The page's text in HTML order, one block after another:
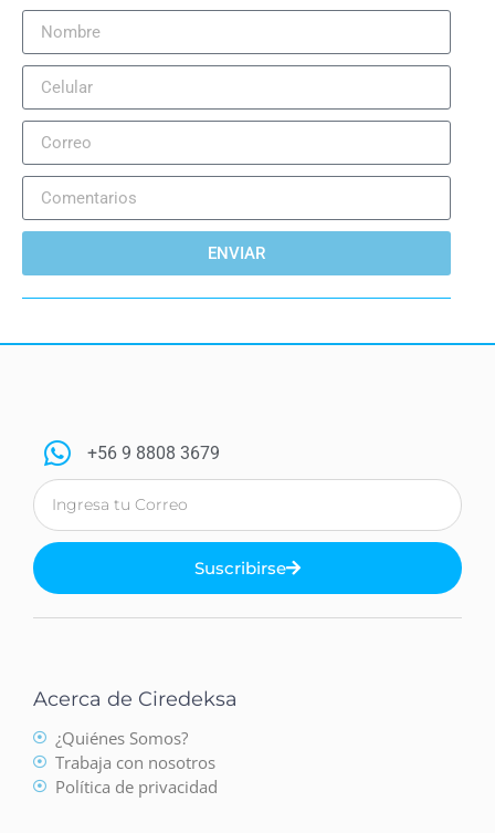
ENVIAR
+56 9 8808 3679
Suscribirse
Acerca de Ciredeksa
¿Quiénes Somos?
Trabaja con nosotros
Política de privacidad